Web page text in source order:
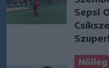
Sepsi
Nőileg